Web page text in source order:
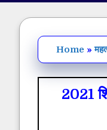
Home »
2021